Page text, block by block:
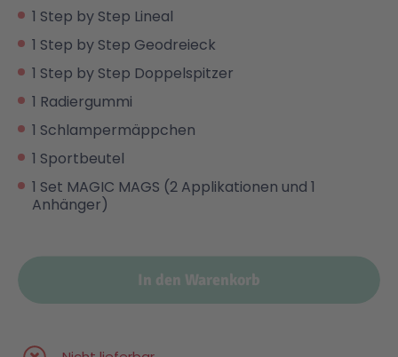
1 Step by Step Lineal
1 Step by Step Geodreieck
1 Step by Step Doppelspitzer
1 Radiergummi
1 Schlampermäppchen
1 Sportbeutel
1 Set MAGIC MAGS (2 Applikationen und 1
Anhänger)
In den Warenkorb